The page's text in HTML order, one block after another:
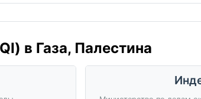
в Газа, Палестина